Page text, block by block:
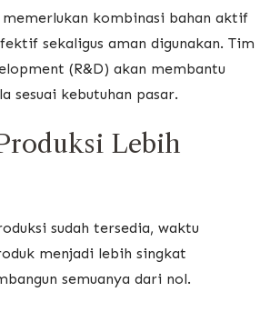
kombinasi bahan aktif
sekaligus aman digunakan. Tim
(R&D) akan membantu
sesuai kebutuhan pasar.
Lebih
sudah tersedia, waktu
menjadi lebih singkat
semuanya dari nol.